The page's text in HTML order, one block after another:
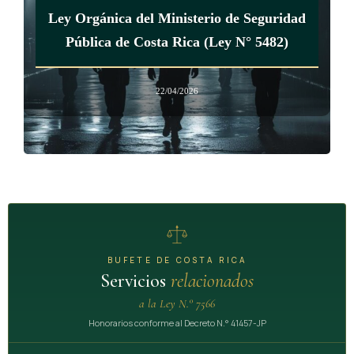
contenidas en los presupuestos de la República y las
donaciones y legados de cualquier naturaleza, que se reciban
para utilizarse en ese Sistema.
(Así reformado por el artículo único de la ley N° 9547 del 25
de abril del 2018)
El Sistema funcionará bajo la autoridad de un director, quien
actuará como superior jerárquico y será nombrado por el
Instituto Costarricense de Electricidad (ICE).
El director se encargará de ejecutar los acuerdos de la
Ley Orgánica del Ministerio de Seguridad
Pública de Costa Rica (Ley N° 5482)
22/04/2026
BUFETE DE COSTA RICA
Servicios relacionados
a la Ley N.° 7566
Honorarios conforme al Decreto N.° 41457-JP